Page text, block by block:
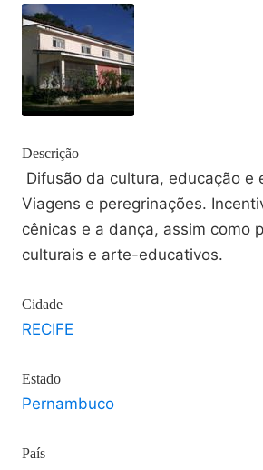
Descrição
Difusão da cultura, educação e
Viagens e peregrinações.
cênicas e a dança, assim como
culturais e arte-educativos.
Cidade
RECIFE
Estado
Pernambuco
País